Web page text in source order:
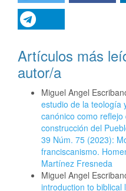
Artículos más
autor/a
Miguel Angel
estudio de la teología
canónico como
construcción del
39 Núm. 75 (2023):
franciscanismo.
Martínez Fresneda
Miguel Angel
introduction to biblical